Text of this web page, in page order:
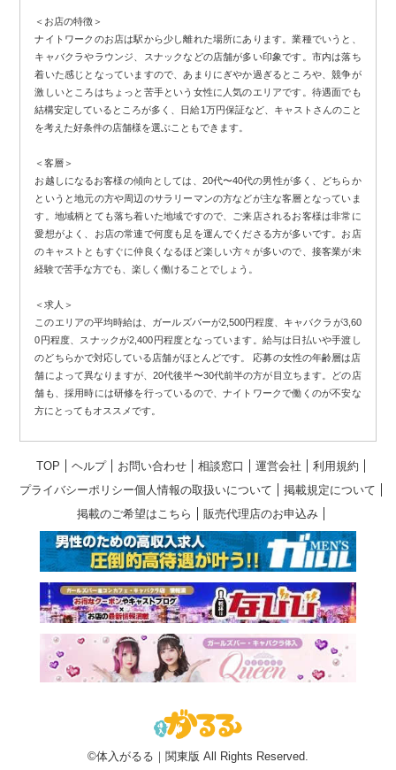
＜お店の特徴＞
ナイトワークのお店は駅から少し離れた場所にあります。業種でいうと、
キャバクラやラウンジ、スナックなどの店舗が多い印象です。市内は落ち
着いた感じとなっていますので、あまりにぎやか過ぎるところや、競争が
激しいところはちょっと苦手という女性に人気のエリアです。待遇面でも
結構安定しているところが多く、日給1万円保証など、キャストさんのこと
を考えた好条件の店舗様を選ぶこともできます。
＜客層＞
お越しになるお客様の傾向としては、20代〜40代の男性が多く、どちらか
というと地元の方や周辺のサラリーマンの方などが主な客層となっていま
す。地域柄とても落ち着いた地域ですので、ご来店されるお客様は非常に
愛想がよく、お店の常連で何度も足を運んでくださる方が多いです。お店
のキャストともすぐに仲良くなるほど楽しい方々が多いので、接客業が未
経験で苦手な方でも、楽しく働けることでしょう。
＜求人＞
このエリアの平均時給は、ガールズバーが2,500円程度、キャバクラが3,60
0円程度、スナックが2,400円程度となっています。給与は日払いや手渡し
のどちらかで対応している店舗がほとんどです。 応募の女性の年齢層は店
舗によって異なりますが、20代後半〜30代前半の方が目立ちます。どの店
舗も、採用時には研修を行っているので、ナイトワークで働くのが不安な
方にとってもオススメです。
TOP ヘルプ お問い合わせ 相談窓口 運営会社
利用規約
プライバシーポリシー個人情報の取扱いについて
掲載規定について
掲載のご希望はこちら
販売代理店のお申込み
©体入がるる｜関東版 All Rights Reserved.